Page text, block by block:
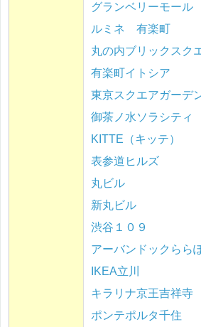
グランベリーモール
ルミネ 有楽町
丸の内ブリックスク
有楽町イトシア
東京スクエアガーデ
御茶ノ水ソラシティ
KITTE（キッテ）
表参道ヒルズ
丸ビル
新丸ビル
渋谷１０９
アーバンドックらら
IKEA立川
キラリナ京王吉祥寺
ポンテポルタ千住